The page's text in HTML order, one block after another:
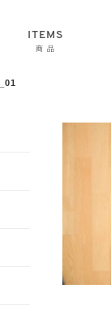
ITEMS
商 品